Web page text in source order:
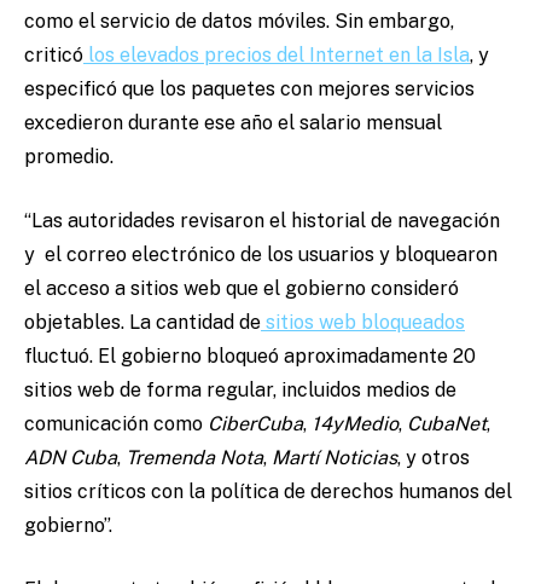
como el servicio de datos móviles. Sin embargo,
criticó los elevados precios del Internet en la Isla, y
especificó que los paquetes con mejores servicios
excedieron durante ese año el salario mensual
promedio.
“Las autoridades revisaron el historial de navegación
y el correo electrónico de los usuarios y bloquearon
el acceso a sitios web que el gobierno consideró
objetables. La cantidad de sitios web bloqueados
fluctuó. El gobierno bloqueó aproximadamente 20
sitios web de forma regular, incluidos medios de
comunicación como CiberCuba, 14yMedio, CubaNet,
ADN Cuba, Tremenda Nota, Martí Noticias, y otros
sitios críticos con la política de derechos humanos del
gobierno”.